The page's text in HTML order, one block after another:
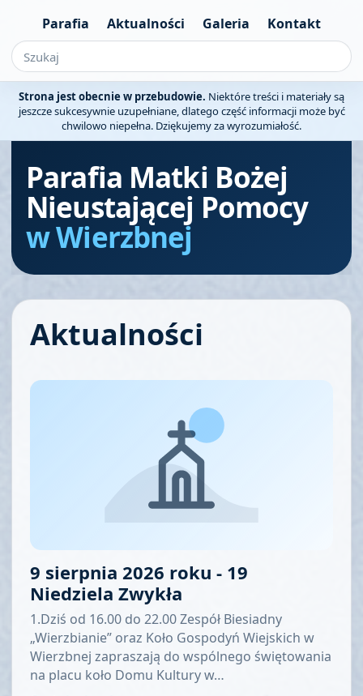
Parafia Aktualności Galeria Kontakt
Strona jest obecnie w przebudowie. Niektóre treści i materiały są
jeszcze sukcesywnie uzupełniane, dlatego część informacji może być
chwilowo niepełna. Dziękujemy za wyrozumiałość.
Parafia Matki Bożej
Nieustającej Pomocy
w Wierzbnej
Aktualności
9 sierpnia 2026 roku - 19
Niedziela Zwykła
1.Dziś od 16.00 do 22.00 Zespół Biesiadny
„Wierzbianie” oraz Koło Gospodyń Wiejskich w
Wierzbnej zapraszają do wspólnego świętowania
na placu koło Domu Kultury w…